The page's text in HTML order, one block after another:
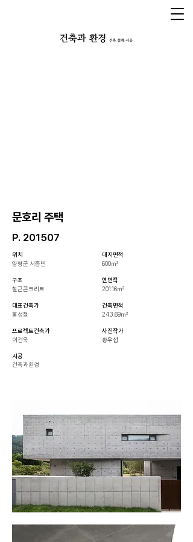
​문호리 주택
P. 201507
위치
양평군 서종면
구조
​철근콘크리트
대표건축가
​홍성철
프로젝트건축가
​이건욱
시공
건축과환경
대지면적
600㎡
​연면적
201.16㎡
건축면적
243.69㎡
사진작가
황우섭